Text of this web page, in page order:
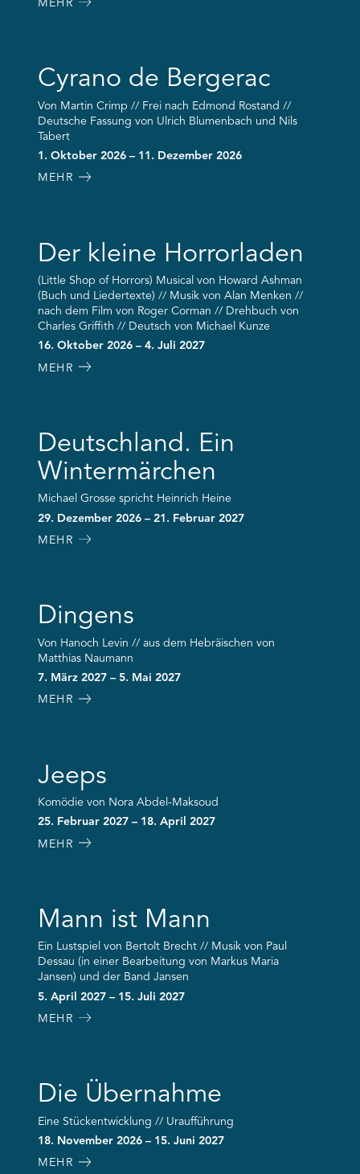
MEHR
Cyrano de Bergerac
Von Martin Crimp // Frei nach Edmond Rostand //
Deutsche Fassung von Ulrich Blumenbach und Nils
Tabert
1. Oktober 2026 – 11. Dezember 2026
MEHR
Der kleine Horrorladen
(Little Shop of Horrors) Musical von Howard Ashman
(Buch und Liedertexte) // Musik von Alan Menken //
nach dem Film von Roger Corman // Drehbuch von
Charles Griffith // Deutsch von Michael Kunze
16. Oktober 2026 – 4. Juli 2027
MEHR
Deutschland. Ein
Wintermärchen
Michael Grosse spricht Heinrich Heine
29. Dezember 2026 – 21. Februar 2027
MEHR
Dingens
Von Hanoch Levin // aus dem Hebräischen von
Matthias Naumann
7. März 2027 – 5. Mai 2027
MEHR
Jeeps
Komödie von Nora Abdel-Maksoud
25. Februar 2027 – 18. April 2027
MEHR
Mann ist Mann
Ein Lustspiel von Bertolt Brecht // Musik von Paul
Dessau (in einer Bearbeitung von Markus Maria
Jansen) und der Band Jansen
5. April 2027 – 15. Juli 2027
MEHR
Die Übernahme
Eine Stückentwicklung // Uraufführung
18. November 2026 – 15. Juni 2027
MEHR